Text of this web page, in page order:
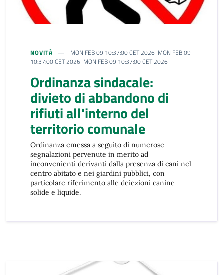
NOVITÀ
MON FEB 09 10:37:00 CET 2026 MON FEB 09
10:37:00 CET 2026 MON FEB 09 10:37:00 CET 2026
Ordinanza sindacale:
divieto di abbandono di
rifiuti all'interno del
territorio comunale
Ordinanza emessa a seguito di numerose
segnalazioni pervenute in merito ad
inconvenienti derivanti dalla presenza di cani nel
centro abitato e nei giardini pubblici, con
particolare riferimento alle deiezioni canine
solide e liquide.